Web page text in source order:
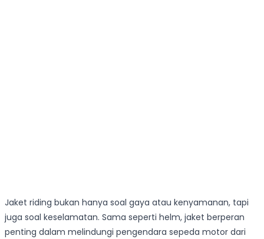
Jaket riding bukan hanya soal gaya atau kenyamanan, tapi
juga soal keselamatan. Sama seperti helm, jaket berperan
penting dalam melindungi pengendara sepeda motor dari